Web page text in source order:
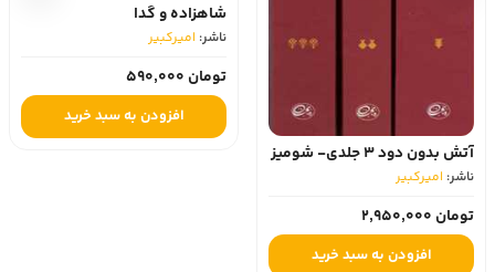
آتش بدون دود 3 جلدی- شومیز
ناشر: امیرکبیر
تومان 2,950,000
افزودن به سبد خرید
شاهزاده و گدا
ناشر: امیرکبیر
تومان 590,000
افزودن به سبد خرید